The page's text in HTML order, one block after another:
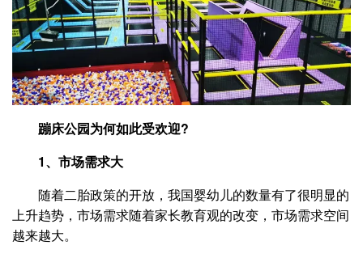
蹦床公园为何如此受欢迎?
1、市场需求大
随着二胎政策的开放，我国婴幼儿的数量有了很明显的
上升趋势，市场需求随着家长教育观的改变，市场需求空间
越来越大。